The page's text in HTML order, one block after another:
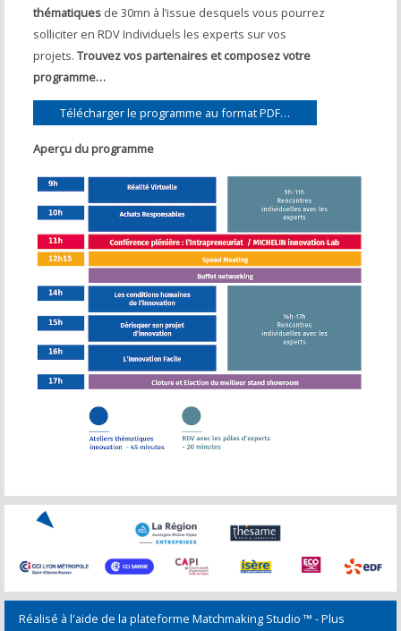
thématiques de 30mn à l’issue desquels vous pourrez
solliciter en RDV Individuels les experts sur vos
projets. Trouvez vos partenaires et composez votre
programme…
Télécharger le programme au format PDF…
Aperçu du programme
Réalisé à l'aide de la plateforme Matchmaking Studio ™ - Plus